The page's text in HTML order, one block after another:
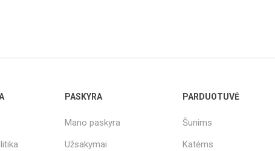
PASKYRA
Mano paskyra
Užsakymai
PARDUOTUVĖ
Šunims
Katėms